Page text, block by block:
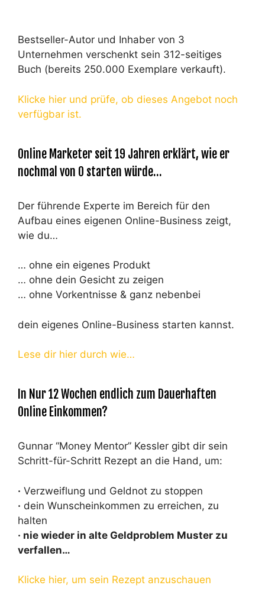
Bestseller-Autor und Inhaber von 3
Unternehmen verschenkt sein 312-seitiges
Buch (bereits 250.000 Exemplare verkauft).
Klicke hier und prüfe, ob dieses Angebot noch
verfügbar ist.
Online Marketer seit 19 Jahren erklärt, wie er
nochmal von 0 starten würde…
Der führende Experte im Bereich für den
Aufbau eines eigenen Online-Business zeigt,
wie du…
… ohne ein eigenes Produkt
… ohne dein Gesicht zu zeigen
… ohne Vorkentnisse & ganz nebenbei
dein eigenes Online-Business starten kannst.
Lese dir hier durch wie…
In Nur 12 Wochen endlich zum Dauerhaften
Online Einkommen?
Gunnar “Money Mentor” Kessler gibt dir sein
Schritt-für-Schritt Rezept an die Hand, um:
· Verzweiflung und Geldnot zu stoppen
· dein Wunscheinkommen zu erreichen, zu
halten
· nie wieder in alte Geldproblem Muster zu
verfallen…
Klicke hier, um sein Rezept anzuschauen